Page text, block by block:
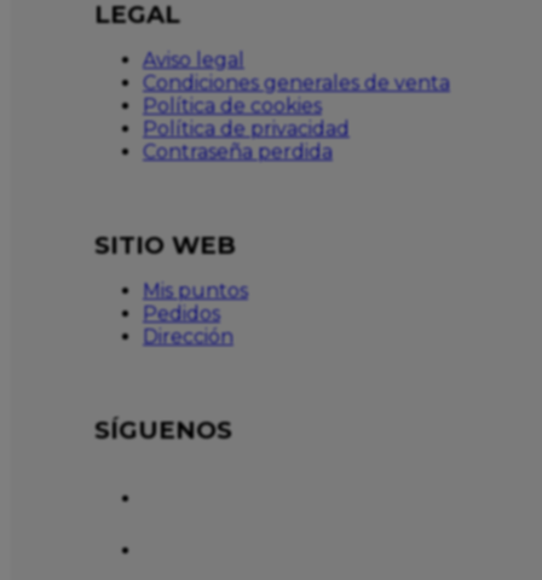
LEGAL
Aviso legal
Condiciones generales de venta
Política de cookies
Política de privacidad
Contraseña perdida
SITIO WEB
Mis puntos
Pedidos
Dirección
SÍGUENOS